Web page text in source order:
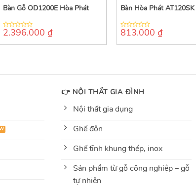
Bàn Gỗ OD1200E Hòa Phát
0
of
2.396.000 ₫
Bàn Hòa Phát AT120SK
0
of
813.000 ₫
👉 NỘI THẤT GIA ĐÌNH
Nội thất gia dụng
Ghế đôn
Ghế tĩnh khung thép, inox
Sản phẩm từ gỗ công nghiệp – gỗ
tự nhiên